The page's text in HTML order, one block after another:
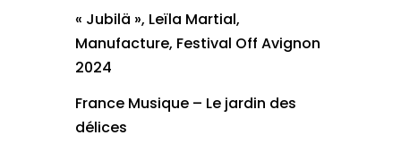
« Jubilä », Leïla Martial,
Manufacture, Festival Off Avignon
2024
France Musique – Le jardin des
délices